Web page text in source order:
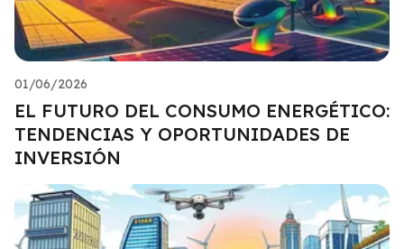
01/06/2026
EL FUTURO DEL CONSUMO ENERGÉTICO:
TENDENCIAS Y OPORTUNIDADES DE
INVERSIÓN